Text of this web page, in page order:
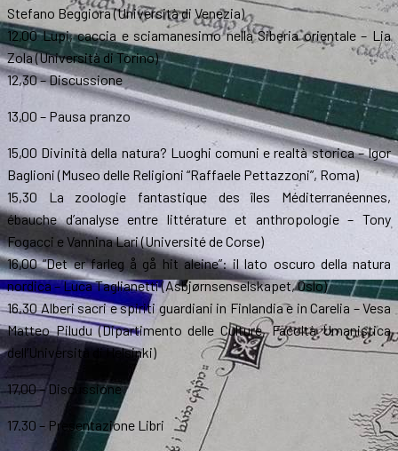
Stefano Beggiora (Università di Venezia)
12,00 Lupi, caccia e sciamanesimo nella Siberia orientale – Lia
Zola (Università di Torino)
12,30 – Discussione
13,00 – Pausa pranzo
15,00 Divinità della natura? Luoghi comuni e realtà storica – Igor
Baglioni (Museo delle Religioni “Raffaele Pettazzoni”, Roma)
15,30 La zoologie fantastique des îles Méditerranéennes,
ébauche d’analyse entre littérature et anthropologie – Tony
Fogacci e Vannina Lari (Université de Corse)
16,00 “Det er farleg å gå hit aleine”: il lato oscuro della natura
nordica – Luca Taglianetti (Asbjørnsenselskapet, Oslo)
16,30 Alberi sacri e spiriti guardiani in Finlandia e in Carelia – Vesa
Matteo Piludu (Dipartimento delle Culture, Facoltà Umanistica
dell’Università di Helsinki)
17,00 – Discussione
17.30 – Presentazione Libri